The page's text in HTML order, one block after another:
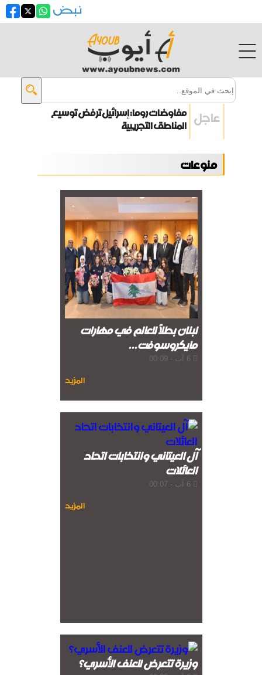
عاجل مفاوضات روما: إسرائيل ترفض توسيع
المناطق التجريبية
زيلينسكي: أوكرانيا تقترب من بناء
درعها الصاروخية
ترامب: الحرب مع إيران ستنتهي قريباً
الشيباني: زعزعة الأمن لن تعرقل بناء
الدولة
واشنطن: المحادثات بين لبنان
وإسرائيل إيجابية
منوعات
لبنان بطلاً للعالم في مهارات
مايكروسوفت...
المزيد
آل العيتاني وانتخابات اتحاد
العائلات
المزيد
وزيرة تتعرض للعنف الأسري؟